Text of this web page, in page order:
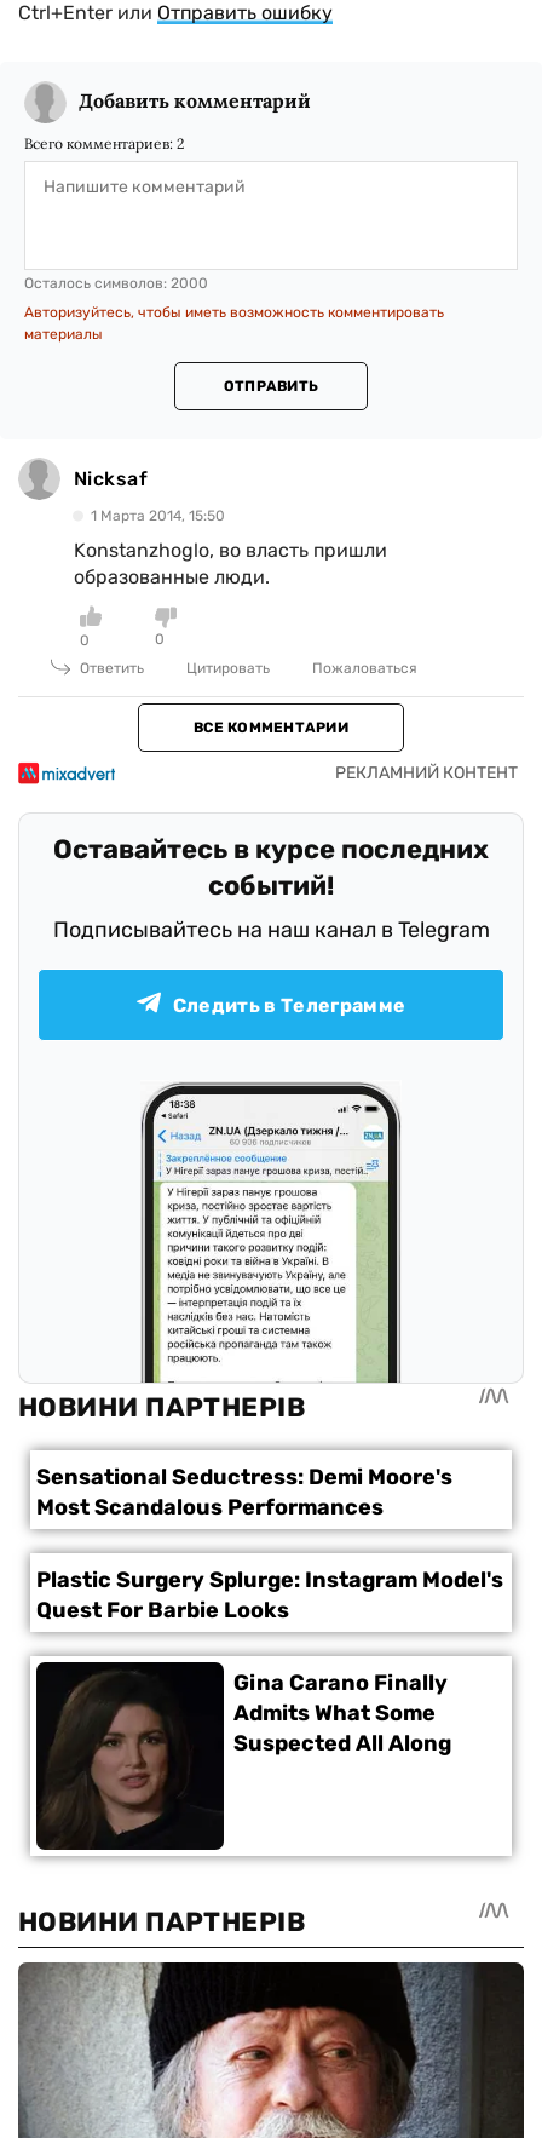
Ctrl+Enter или Отправить ошибку
Добавить комментарий
Всего комментариев: 2
Осталось символов: 2000
Авторизуйтесь, чтобы иметь возможность комментировать
материалы
ОТПРАВИТЬ
Nicksaf
1 Марта 2014, 15:50
Konstanzhoglo, во власть пришли
образованные люди.
0
0
Ответить
Цитировать Пожаловаться
ВСЕ КОММЕНТАРИИ
Оставайтесь в курсе последних
событий!
Подписывайтесь на наш канал в Telegram
Следить в Телеграмме